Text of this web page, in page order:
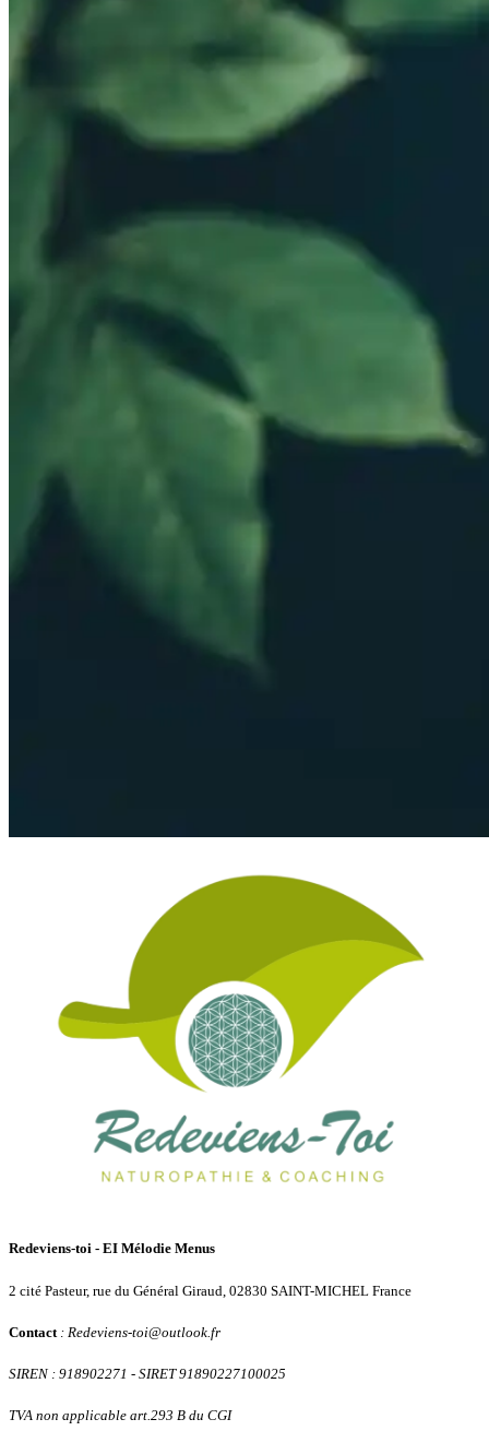
Redeviens-toi - EI Mélodie Menus
2 cité Pasteur, rue du Général Giraud, 02830 SAINT-MICHEL France
Contact : Redeviens-toi@outlook.fr
SIREN : 918902271 - SIRET 91890227100025
TVA non applicable art.293 B du CGI